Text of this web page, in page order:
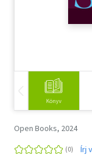
Természettudomány
Könyv
Open Books, 2024
Írj